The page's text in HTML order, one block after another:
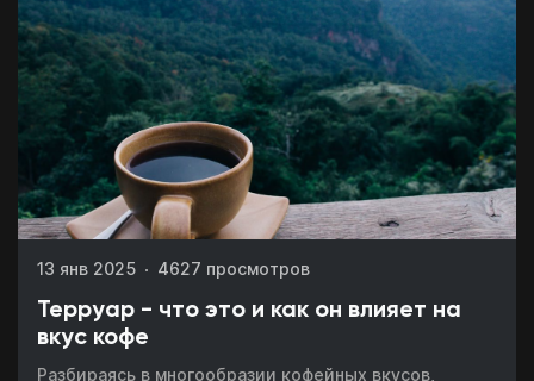
13 янв 2025 4627 просмотров
Терруар - что это и как он влияет на
вкус кофе
Разбираясь в многообразии кофейных вкусов,